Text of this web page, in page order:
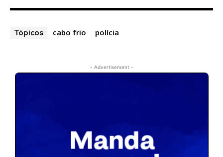
Tópicos cabo frio polícia
- Advertisement -